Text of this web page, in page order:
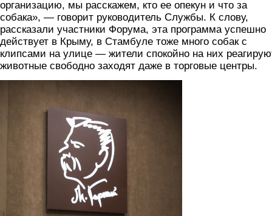
организацию, мы расскажем, кто ее опекун и что за
собака», — говорит руководитель Службы. К слову,
рассказали участники Форума, эта программа успешно
действует в Крыму, в Стамбуле тоже много собак с
клипсами на улице — жители спокойно на них
животные свободно заходят даже в торговые центры.